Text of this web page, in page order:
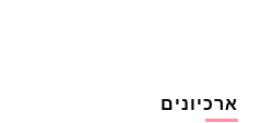
ארכיונים